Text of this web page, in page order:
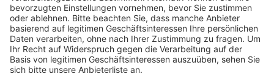
Veröffentlicht:Mittwoch, 30.11.2022 15:40
Anzeige